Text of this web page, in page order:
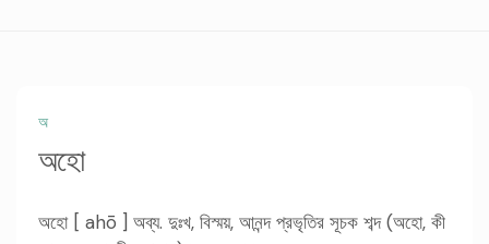
অ
অহো
অহো [ ahō ] অব্য. দুঃখ, বিস্ময়, আনন্দ প্রভৃতির সূচক শব্দ (অহো, কী